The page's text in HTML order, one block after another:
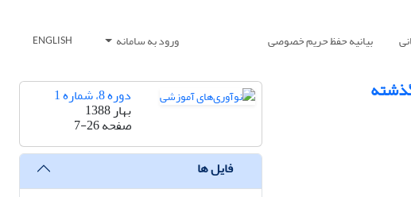
بیانیه حفظ حریم خصوصی ورود به سامانه ENGLISH
دوره 8، شماره 1
بهار 1388
صفحه7-26
فایل ها